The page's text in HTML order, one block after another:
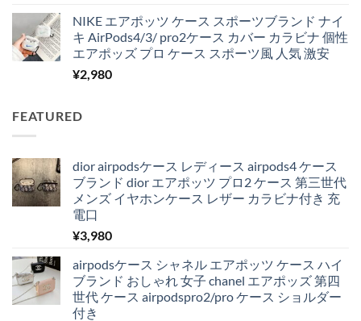
NIKE エアポッツ ケース スポーツブランド ナイ
キ AirPods4/3/ pro2ケース カバー カラビナ 個性
エアポッズ プロ ケース スポーツ風 人気 激安
¥2,980
FEATURED
dior airpodsケース レディース airpods4 ケース
ブランド dior エアポッツ プロ2 ケース 第三世代
メンズ イヤホンケース レザー カラビナ付き 充
電口
¥3,980
airpodsケース シャネル エアポッツ ケース ハイ
ブランド おしゃれ 女子 chanel エアポッズ 第四
世代 ケース airpodspro2/pro ケース ショルダー
付き